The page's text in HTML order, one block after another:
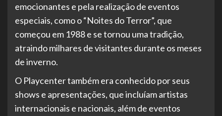
emocionantes e pela realização de eventos
especiais, como o “Noites do Terror”, que
começou em 1988 e se tornou uma tradição,
atraindo milhares de visitantes durante os meses
de inverno.
O Playcenter também era conhecido por seus
shows e apresentações, que incluíam artistas
internacionais e nacionais, além de eventos